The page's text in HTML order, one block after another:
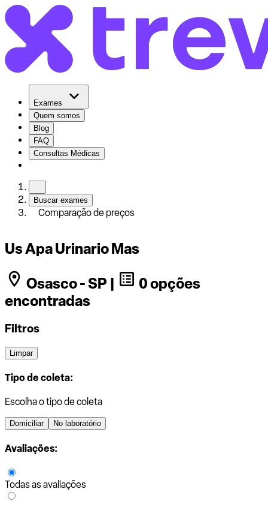
Exames
Quem somos
Blog
FAQ
Consultas Médicas
Buscar exames
Comparação de preços
Us Apa Urinario Mas
Osasco - SP |
0 opções
encontradas
Filtros
Limpar
Tipo de coleta:
Escolha o tipo de coleta
Domiciliar No laboratório
Avaliações:
Todas as avaliações